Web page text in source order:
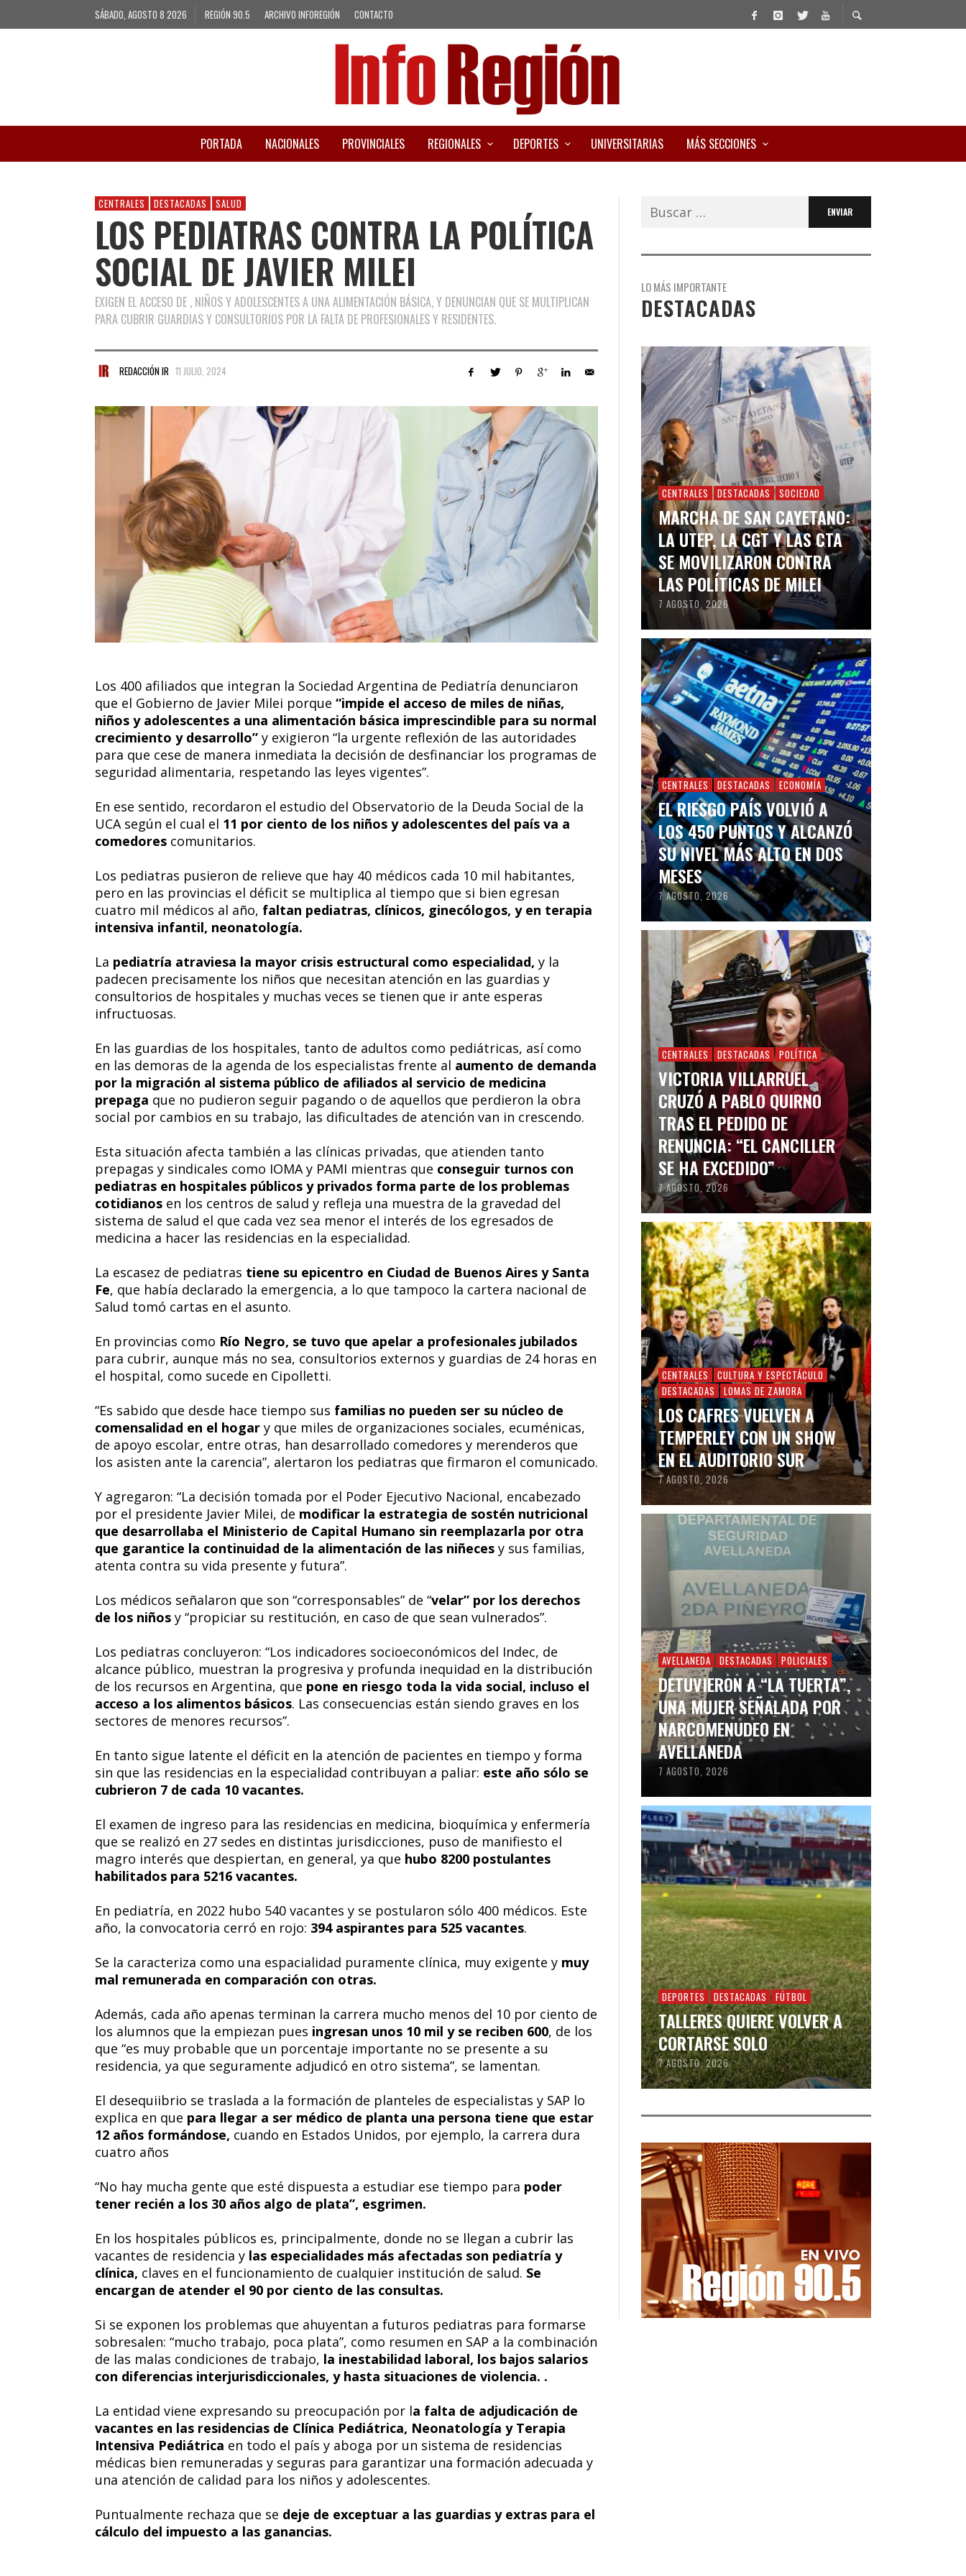
SÁBADO, AGOSTO 8 2026 REGIÓN 90.5 ARCHIVO INFOREGIÓN CONTACTO
PORTADA NACIONALES PROVINCIALES REGIONALES DEPORTES UNIVERSITARIAS MÁS SECCIONES
CENTRALES DESTACADAS SALUD
LOS PEDIATRAS CONTRA LA POLÍTICA
SOCIAL DE JAVIER MILEI
EXIGEN EL ACCESO DE , NIÑOS Y ADOLESCENTES A UNA ALIMENTACIÓN BÁSICA, Y DENUNCIAN QUE SE MULTIPLICAN
PARA CUBRIR GUARDIAS Y CONSULTORIOS POR LA FALTA DE PROFESIONALES Y RESIDENTES.
REDACCIÓN IR 11 JULIO, 2024
Los 400 afiliados que integran la Sociedad Argentina de Pediatría denunciaron
que el Gobierno de Javier Milei porque “impide el acceso de miles de niñas,
niños y adolescentes a una alimentación básica imprescindible para su normal
crecimiento y desarrollo” y exigieron “la urgente reflexión de las autoridades
para que cese de manera inmediata la decisión de desfinanciar los programas de
seguridad alimentaria, respetando las leyes vigentes”.
En ese sentido, recordaron el estudio del Observatorio de la Deuda Social de la
UCA según el cual el 11 por ciento de los niños y adolescentes del país va a
comedores comunitarios.
Los pediatras pusieron de relieve que hay 40 médicos cada 10 mil habitantes,
pero en las provincias el déficit se multiplica al tiempo que si bien egresan
cuatro mil médicos al año, faltan pediatras, clínicos, ginecólogos, y en terapia
intensiva infantil, neonatología.
La pediatría atraviesa la mayor crisis estructural como especialidad, y la
padecen precisamente los niños que necesitan atención en las guardias y
consultorios de hospitales y muchas veces se tienen que ir ante esperas
infructuosas.
En las guardias de los hospitales, tanto de adultos como pediátricas, así como
en las demoras de la agenda de los especialistas frente al aumento de demanda
por la migración al sistema público de afiliados al servicio de medicina
prepaga que no pudieron seguir pagando o de aquellos que perdieron la obra
social por cambios en su trabajo, las dificultades de atención van in crescendo.
Esta situación afecta también a las clínicas privadas, que atienden tanto
prepagas y sindicales como IOMA y PAMI mientras que conseguir turnos con
pediatras en hospitales públicos y privados forma parte de los problemas
cotidianos en los centros de salud y refleja una muestra de la gravedad del
sistema de salud el que cada vez sea menor el interés de los egresados de
medicina a hacer las residencias en la especialidad.
La escasez de pediatras tiene su epicentro en Ciudad de Buenos Aires y Santa
Fe, que había declarado la emergencia, a lo que tampoco la cartera nacional de
Salud tomó cartas en el asunto.
En provincias como Río Negro, se tuvo que apelar a profesionales jubilados
para cubrir, aunque más no sea, consultorios externos y guardias de 24 horas en
el hospital, como sucede en Cipolletti.
“Es sabido que desde hace tiempo sus familias no pueden ser su núcleo de
comensalidad en el hogar y que miles de organizaciones sociales, ecuménicas,
de apoyo escolar, entre otras, han desarrollado comedores y merenderos que
los asisten ante la carencia”, alertaron los pediatras que firmaron el comunicado.
Y agregaron: “La decisión tomada por el Poder Ejecutivo Nacional, encabezado
por el presidente Javier Milei, de modificar la estrategia de sostén nutricional
que desarrollaba el Ministerio de Capital Humano sin reemplazarla por otra
que garantice la continuidad de la alimentación de las niñeces y sus familias,
atenta contra su vida presente y futura”.
Los médicos señalaron que son “corresponsables” de “velar” por los derechos
de los niños y “propiciar su restitución, en caso de que sean vulnerados”.
Los pediatras concluyeron: “Los indicadores socioeconómicos del Indec, de
alcance público, muestran la progresiva y profunda inequidad en la distribución
de los recursos en Argentina, que pone en riesgo toda la vida social, incluso el
acceso a los alimentos básicos. Las consecuencias están siendo graves en los
sectores de menores recursos”.
En tanto sigue latente el déficit en la atención de pacientes en tiempo y forma
sin que las residencias en la especialidad contribuyan a paliar: este año sólo se
cubrieron 7 de cada 10 vacantes.
El examen de ingreso para las residencias en medicina, bioquímica y enfermería
que se realizó en 27 sedes en distintas jurisdicciones, puso de manifiesto el
magro interés que despiertan, en general, ya que hubo 8200 postulantes
habilitados para 5216 vacantes.
En pediatría, en 2022 hubo 540 vacantes y se postularon sólo 400 médicos. Este
año, la convocatoria cerró en rojo: 394 aspirantes para 525 vacantes.
Se la caracteriza como una espacialidad puramente clínica, muy exigente y muy
mal remunerada en comparación con otras.
Además, cada año apenas terminan la carrera mucho menos del 10 por ciento de
los alumnos que la empiezan pues ingresan unos 10 mil y se reciben 600, de los
que “es muy probable que un porcentaje importante no se presente a su
residencia, ya que seguramente adjudicó en otro sistema”, se lamentan.
El desequiibrio se traslada a la formación de planteles de especialistas y SAP lo
explica en que para llegar a ser médico de planta una persona tiene que estar
12 años formándose, cuando en Estados Unidos, por ejemplo, la carrera dura
cuatro años
“No hay mucha gente que esté dispuesta a estudiar ese tiempo para poder
tener recién a los 30 años algo de plata”, esgrimen.
En los hospitales públicos es, principalmente, donde no se llegan a cubrir las
vacantes de residencia y las especialidades más afectadas son pediatría y
clínica, claves en el funcionamiento de cualquier institución de salud. Se
encargan de atender el 90 por ciento de las consultas.
Si se exponen los problemas que ahuyentan a futuros pediatras para formarse
sobresalen: “mucho trabajo, poca plata”, como resumen en SAP a la combinación
de las malas condiciones de trabajo, la inestabilidad laboral, los bajos salarios
con diferencias interjurisdiccionales, y hasta situaciones de violencia. .
La entidad viene expresando su preocupación por la falta de adjudicación de
vacantes en las residencias de Clínica Pediátrica, Neonatología y Terapia
Intensiva Pediátrica en todo el país y aboga por un sistema de residencias
médicas bien remuneradas y seguras para garantizar una formación adecuada y
una atención de calidad para los niños y adolescentes.
Puntualmente rechaza que se deje de exceptuar a las guardias y extras para el
cálculo del impuesto a las ganancias.
Buscar:
LO MÁS IMPORTANTE
DESTACADAS
CENTRALES DESTACADAS SOCIEDAD
MARCHA DE SAN CAYETANO:
LA UTEP, LA CGT Y LAS CTA
SE MOVILIZARON CONTRA
LAS POLÍTICAS DE MILEI
7 AGOSTO, 2026
CENTRALES DESTACADAS ECONOMÍA
EL RIESGO PAÍS VOLVIÓ A
LOS 450 PUNTOS Y ALCANZÓ
SU NIVEL MÁS ALTO EN DOS
MESES
7 AGOSTO, 2026
CENTRALES DESTACADAS POLÍTICA
VICTORIA VILLARRUEL
CRUZÓ A PABLO QUIRNO
TRAS EL PEDIDO DE
RENUNCIA: “EL CANCILLER
SE HA EXCEDIDO”
7 AGOSTO, 2026
CENTRALES
CULTURA Y ESPECTÁCULO
DESTACADAS
LOMAS DE ZAMORA
LOS CAFRES VUELVEN A
TEMPERLEY CON UN SHOW
EN EL AUDITORIO SUR
7 AGOSTO, 2026
AVELLANEDA DESTACADAS POLICIALES
DETUVIERON A “LA TUERTA”,
UNA MUJER SEÑALADA POR
NARCOMENUDEO EN
AVELLANEDA
7 AGOSTO, 2026
DEPORTES DESTACADAS FÚTBOL
TALLERES QUIERE VOLVER A
CORTARSE SOLO
7 AGOSTO, 2026